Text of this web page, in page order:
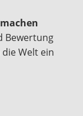
Bewertung
Welt ein